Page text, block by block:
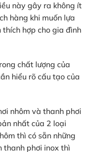
này gây ra không ít
hàng khi muốn lựa
hợp cho gia đình
chất lượng của
hiểu rõ cấu tạo của
nhôm và thanh phơi
nhất của 2 loại
thì có sẵn những
thanh phơi inox thì